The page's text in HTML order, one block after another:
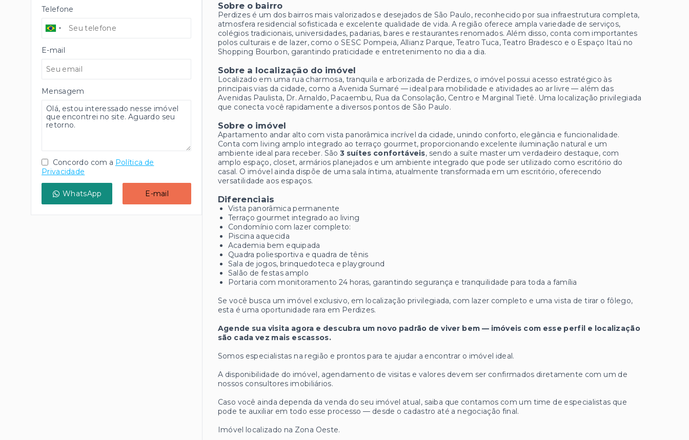
Sobre o bairro
Perdizes é um dos bairros mais valorizados e desejados de São Paulo, reconhecido por sua infraestrutura completa,
atmosfera residencial sofisticada e excelente qualidade de vida. A região oferece ampla variedade de serviços,
colégios tradicionais, universidades, padarias, bares e restaurantes renomados. Além disso, conta com importantes
polos culturais e de lazer, como o SESC Pompeia, Allianz Parque, Teatro Tuca, Teatro Bradesco e o Espaço Itaú no
Shopping Bourbon, garantindo praticidade e entretenimento no dia a dia.
Sobre a localização do imóvel
Localizado em uma rua charmosa, tranquila e arborizada de Perdizes, o imóvel possui acesso estratégico às
principais vias da cidade, como a Avenida Sumaré — ideal para mobilidade e atividades ao ar livre — além das
Avenidas Paulista, Dr. Arnaldo, Pacaembu, Rua da Consolação, Centro e Marginal Tietê. Uma localização privilegiada
que conecta você rapidamente a diversos pontos de São Paulo.
Sobre o imóvel
Apartamento andar alto com vista panorâmica incrível da cidade, unindo conforto, elegância e funcionalidade.
Conta com living amplo integrado ao terraço gourmet, proporcionando excelente iluminação natural e um
ambiente ideal para receber. São 3 suítes confortáveis, sendo a suíte master um verdadeiro destaque, com
amplo espaço, closet, armários planejados e um ambiente integrado que pode ser utilizado como escritório do
casal. O imóvel ainda dispõe de uma sala íntima, atualmente transformada em um escritório, oferecendo
versatilidade aos espaços.
Diferenciais
Vista panorâmica permanente
Terraço gourmet integrado ao living
Condomínio com lazer completo:
Piscina aquecida
Academia bem equipada
Quadra poliesportiva e quadra de tênis
Sala de jogos, brinquedoteca e playground
Salão de festas amplo
Portaria com monitoramento 24 horas, garantindo segurança e tranquilidade para toda a família
Se você busca um imóvel exclusivo, em localização privilegiada, com lazer completo e uma vista de tirar o fôlego,
esta é uma oportunidade rara em Perdizes.
Agende sua visita agora e descubra um novo padrão de viver bem — imóveis com esse perfil e localização
são cada vez mais escassos.
Somos especialistas na região e prontos para te ajudar a encontrar o imóvel ideal.
A disponibilidade do imóvel, agendamento de visitas e valores devem ser confirmados diretamente com um de
nossos consultores imobiliários.
Caso você ainda dependa da venda do seu imóvel atual, saiba que contamos com um time de especialistas que
pode te auxiliar em todo esse processo — desde o cadastro até a negociação final.
Imóvel localizado na Zona Oeste.
Telefone
E-mail
Mensagem
Concordo com a Política de
Privacidade
WhatsApp E-mail